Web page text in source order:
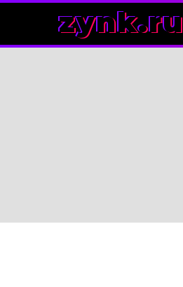
zynk.ru